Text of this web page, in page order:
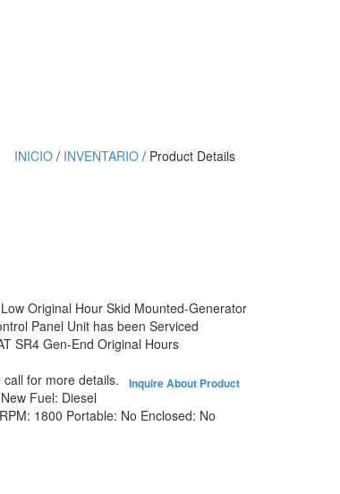
INICIO/ INVENTARIO/ Product Details
Original Hour Skid Mounted-Generator
Panel Unit has been Serviced
SR4 Gen-End Original Hours
Inquire About Product
call for more details.
Fuel: Diesel
RPM: 1800 Portable: No Enclosed: No